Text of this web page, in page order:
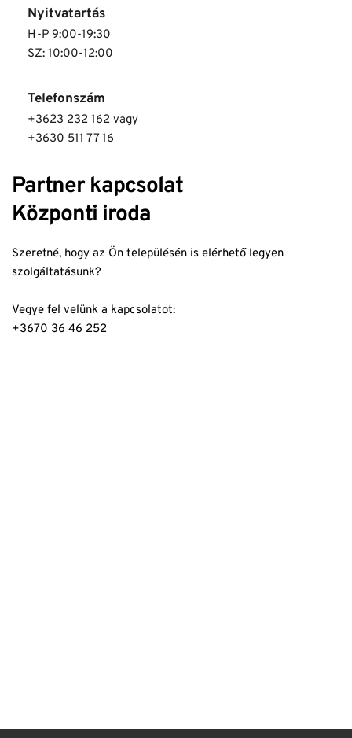
Nyitvatartás
H-P 9:00-19:30
SZ: 10:00-12:00
Telefonszám
+3623 232 162 vagy
+3630 511 77 16
Partner kapcsolat
Központi iroda
Szeretné, hogy az Ön településén is elérhető legyen
szolgáltatásunk?
Vegye fel velünk a kapcsolatot:
+3670 36 46 252